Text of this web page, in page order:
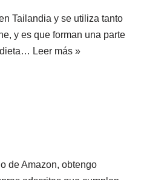
Tailandia y se utiliza tanto
y es que forman una parte
dieta… Leer más »
de Amazon, obtengo